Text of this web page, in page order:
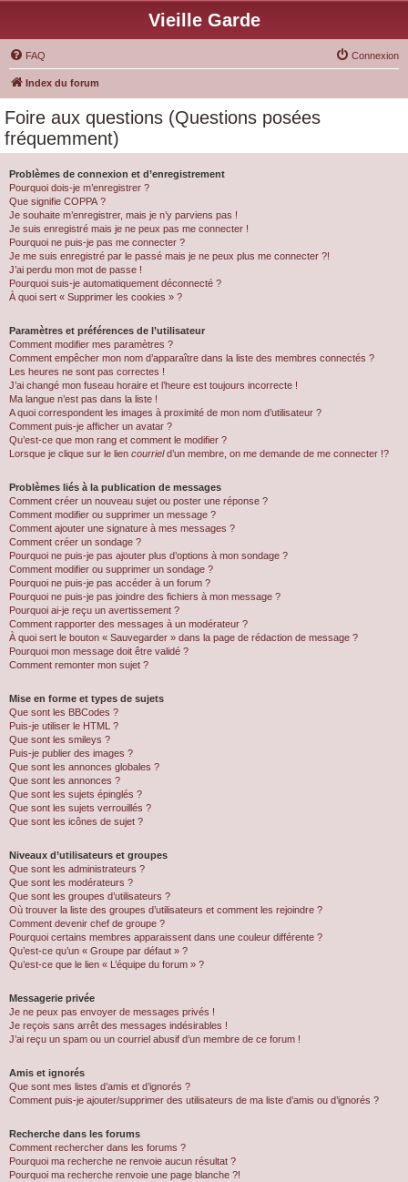
Vieille Garde
FAQ Connexion
Index du forum
Foire aux questions (Questions posées
fréquemment)
Problèmes de connexion et d’enregistrement
Pourquoi dois-je m’enregistrer ?
Que signifie COPPA ?
Je souhaite m’enregistrer, mais je n’y parviens pas !
Je suis enregistré mais je ne peux pas me connecter !
Pourquoi ne puis-je pas me connecter ?
Je me suis enregistré par le passé mais je ne peux plus me connecter ?!
J’ai perdu mon mot de passe !
Pourquoi suis-je automatiquement déconnecté ?
À quoi sert « Supprimer les cookies » ?
Paramètres et préférences de l’utilisateur
Comment modifier mes paramètres ?
Comment empêcher mon nom d’apparaître dans la liste des membres connectés ?
Les heures ne sont pas correctes !
J’ai changé mon fuseau horaire et l’heure est toujours incorrecte !
Ma langue n’est pas dans la liste !
A quoi correspondent les images à proximité de mon nom d’utilisateur ?
Comment puis-je afficher un avatar ?
Qu’est-ce que mon rang et comment le modifier ?
Lorsque je clique sur le lien courrield’un membre, on me demande de me connecter !?
Problèmes liés à la publication de messages
Comment créer un nouveau sujet ou poster une réponse ?
Comment modifier ou supprimer un message ?
Comment ajouter une signature à mes messages ?
Comment créer un sondage ?
Pourquoi ne puis-je pas ajouter plus d’options à mon sondage ?
Comment modifier ou supprimer un sondage ?
Pourquoi ne puis-je pas accéder à un forum ?
Pourquoi ne puis-je pas joindre des fichiers à mon message ?
Pourquoi ai-je reçu un avertissement ?
Comment rapporter des messages à un modérateur ?
À quoi sert le bouton « Sauvegarder » dans la page de rédaction de message ?
Pourquoi mon message doit être validé ?
Comment remonter mon sujet ?
Mise en forme et types de sujets
Que sont les BBCodes ?
Puis-je utiliser le HTML ?
Que sont les smileys ?
Puis-je publier des images ?
Que sont les annonces globales ?
Que sont les annonces ?
Que sont les sujets épinglés ?
Que sont les sujets verrouillés ?
Que sont les icônes de sujet ?
Niveaux d’utilisateurs et groupes
Que sont les administrateurs ?
Que sont les modérateurs ?
Que sont les groupes d’utilisateurs ?
Où trouver la liste des groupes d’utilisateurs et comment les rejoindre ?
Comment devenir chef de groupe ?
Pourquoi certains membres apparaissent dans une couleur différente ?
Qu’est-ce qu’un « Groupe par défaut » ?
Qu’est-ce que le lien « L’équipe du forum » ?
Messagerie privée
Je ne peux pas envoyer de messages privés !
Je reçois sans arrêt des messages indésirables !
J’ai reçu un spam ou un courriel abusif d’un membre de ce forum !
Amis et ignorés
Que sont mes listes d’amis et d’ignorés ?
Comment puis-je ajouter/supprimer des utilisateurs de ma liste d’amis ou d’ignorés ?
Recherche dans les forums
Comment rechercher dans les forums ?
Pourquoi ma recherche ne renvoie aucun résultat ?
Pourquoi ma recherche renvoie une page blanche ?!